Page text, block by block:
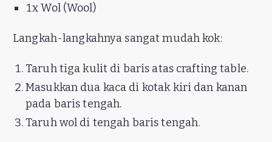
1x Wol (Wool)
Langkah-langkahnya sangat mudah kok:
Taruh tiga kulit di baris atas crafting table.
Masukkan dua kaca di kotak kiri dan kanan
pada baris tengah.
Taruh wol di tengah baris tengah.